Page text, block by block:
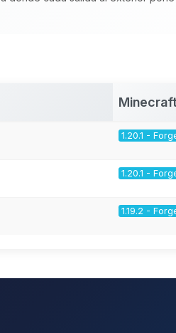
Minecraft
1.20.1 -
1.20.1 -
1.19.2 -